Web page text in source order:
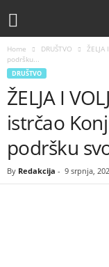
Home DRUŠTVO
podršku...
DRUŠTVO
ŽELJA I
istrčao
podršku
By Redakcija - 9 srpnja,